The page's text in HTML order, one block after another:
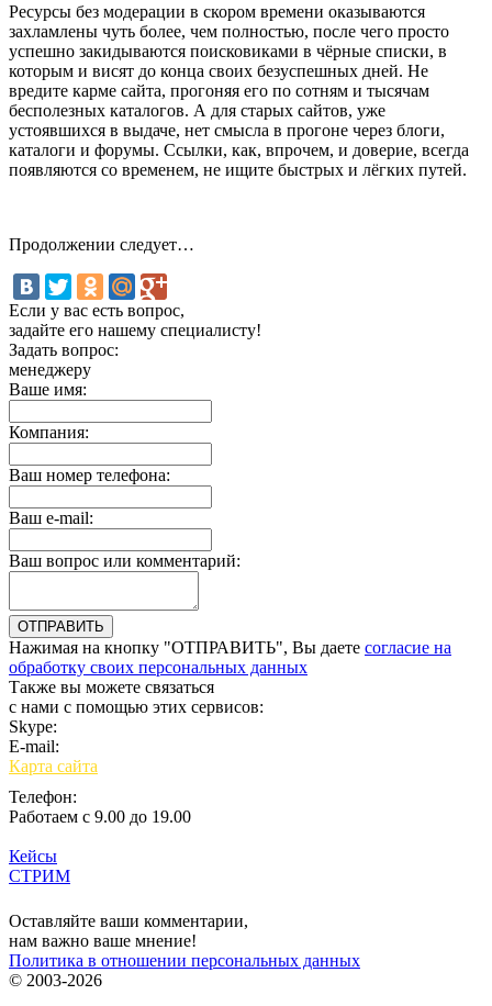
Ресурсы без модерации в скором времени оказываются
захламлены чуть более, чем полностью, после чего просто
успешно закидываются поисковиками в чёрные списки, в
которым и висят до конца своих безуспешных дней. Не
вредите карме сайта, прогоняя его по сотням и тысячам
бесполезных каталогов. А для старых сайтов, уже
устоявшихся в выдаче, нет смысла в прогоне через блоги,
каталоги и форумы. Ссылки, как, впрочем, и доверие, всегда
появляются со временем, не ищите быстрых и лёгких путей.
Продолжении следует…
Если у вас есть вопрос,
задайте его нашему специалисту!
Задать вопрос:
менеджеру
Ваше имя:
Компания:
Ваш номер телефона:
Ваш e-mail:
Ваш вопрос или комментарий:
Нажимая на кнопку "ОТПРАВИТЬ", Вы даете согласие на
обработку своих персональных данных
Также вы можете связаться
с нами с помощью этих сервисов:
Skype:
E-mail:
Карта сайта
Телефон:
Работаем с 9.00 до 19.00
Кейсы
СТРИМ
Оставляйте ваши комментарии,
нам важно ваше мнение!
Политика в отношении персональных данных
© 2003-2026